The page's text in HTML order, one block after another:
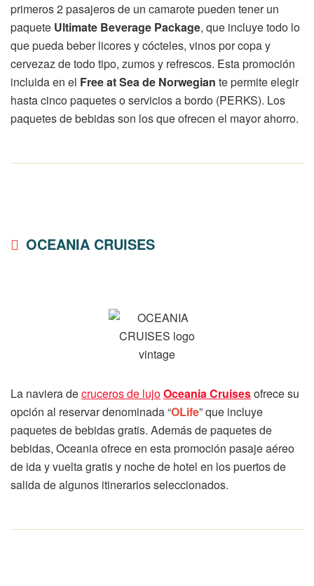
primeros 2 pasajeros de un camarote pueden tener un
paquete Ultimate Beverage Package, que incluye todo lo
que pueda beber licores y cócteles, vinos por copa y
cervezaz de todo tipo, zumos y refrescos. Esta promoción
incluida en el Free at Sea de Norwegian te permite elegir
hasta cinco paquetes o servicios a bordo (PERKS). Los
paquetes de bebidas son los que ofrecen el mayor ahorro.
OCEANIA CRUISES
La naviera decruceros de lujoOceania Cruisesofrece su
opción al reservar denominada “OLife” que incluye
paquetes de bebidas gratis. Además de paquetes de
bebidas, Oceania ofrece en esta promoción pasaje aéreo
de ida y vuelta gratis y noche de hotel en los puertos de
salida de algunos itinerarios seleccionados.